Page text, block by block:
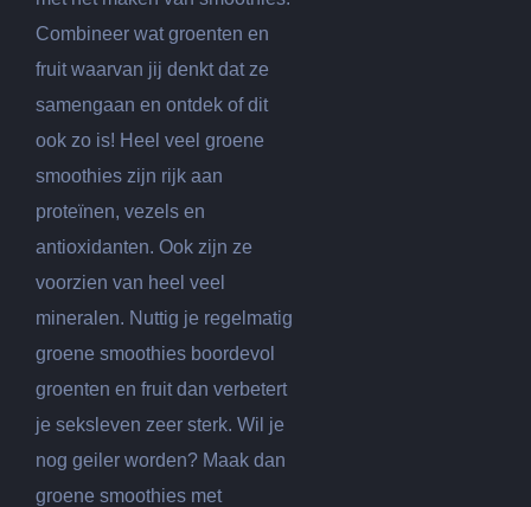
Combineer wat groenten en
fruit waarvan jij denkt dat ze
samengaan en ontdek of dit
ook zo is! Heel veel groene
smoothies zijn rijk aan
proteïnen, vezels en
antioxidanten. Ook zijn ze
voorzien van heel veel
mineralen. Nuttig je regelmatig
groene smoothies boordevol
groenten en fruit dan verbetert
je seksleven zeer sterk. Wil je
nog geiler worden? Maak dan
groene smoothies met